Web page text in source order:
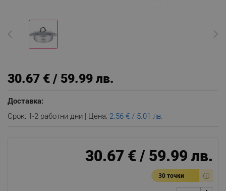
30.67 € / 59.99 лв.
Доставка:
Срок: 1-2 работни дни | Цена: 2.56 € / 5.01 лв.
30.67 € / 59.99 лв.
30 точки